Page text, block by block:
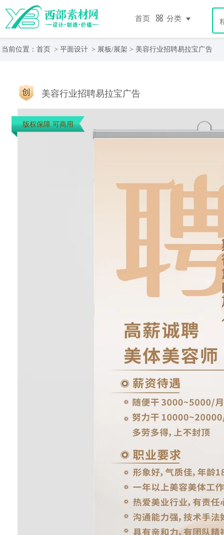
首页 分类
当前位置： 首页 > 平面设计 > 展板/展架 > 美容行业招聘易拉宝广告
美容行业招聘易拉宝广告
版权保障 可商用